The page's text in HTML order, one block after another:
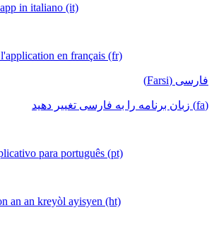
in italiano (it)
en français (fr)
فارسی (Farsi)
(fa) زبان برنامه را به فارسی تغییر دهید
para português (pt)
an an kreyòl ayisyen (ht)